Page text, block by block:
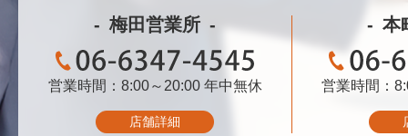
梅田営業所
06-6347-4545
営業時間：8:00～20:00 年中無休
店舗詳細
本
営業時間：